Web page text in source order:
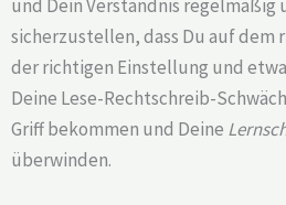
und Dein Verständnis
sicherzustellen, dass Du auf dem
der richtigen Einstellung und
Deine Lese-Rechtschreib-
Griff bekommen und Deine
überwinden.